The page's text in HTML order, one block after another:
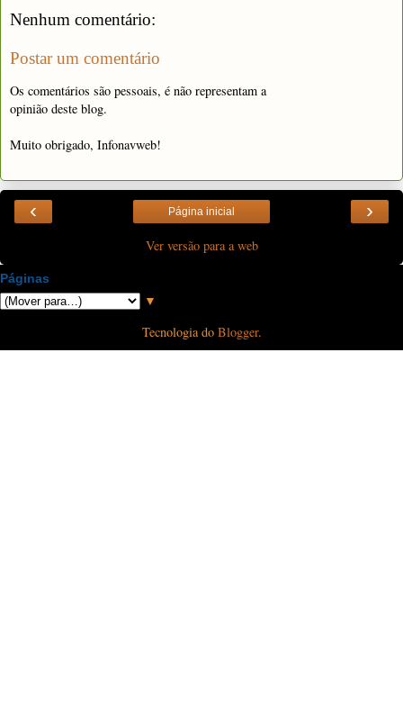
Nenhum comentário:
Postar um comentário
Os comentários são pessoais, é não representam a
opinião deste blog.
Muito obrigado, Infonavweb!
‹ ›
Página inicial
Ver versão para a web
Páginas
▼
Tecnologia do Blogger.